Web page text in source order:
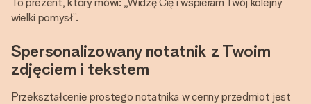
wielki pomysł”.
Spersonalizowany notatnik z Twoim
zdjęciem i tekstem
Przekształcenie prostego notatnika w cenny przedmiot jest